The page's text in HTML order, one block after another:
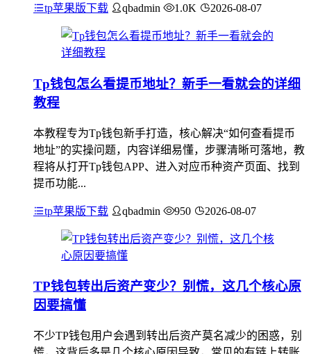
tp苹果版下载 qbadmin 1.0K 2026-08-07
Tp钱包怎么看提币地址？新手一看就会的详细
教程
本教程专为Tp钱包新手打造，核心解决“如何查看提币
地址”的实操问题，内容详细易懂，步骤清晰可落地，教
程将从打开Tp钱包APP、进入对应币种资产页面、找到
提币功能...
tp苹果版下载 qbadmin 950 2026-08-07
TP钱包转出后资产变少？别慌，这几个核心原
因要搞懂
不少TP钱包用户会遇到转出后资产莫名减少的困惑，别